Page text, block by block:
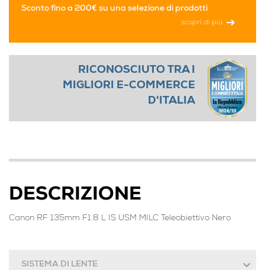
Sconto fino a 200€ su una selezione di prodotti
scopri di più
RICONOSCIUTO TRA I
MIGLIORI E-COMMERCE
D'ITALIA
DESCRIZIONE
Canon RF 135mm F1.8 L IS USM MILC Teleobiettivo Nero
SISTEMA DI LENTE